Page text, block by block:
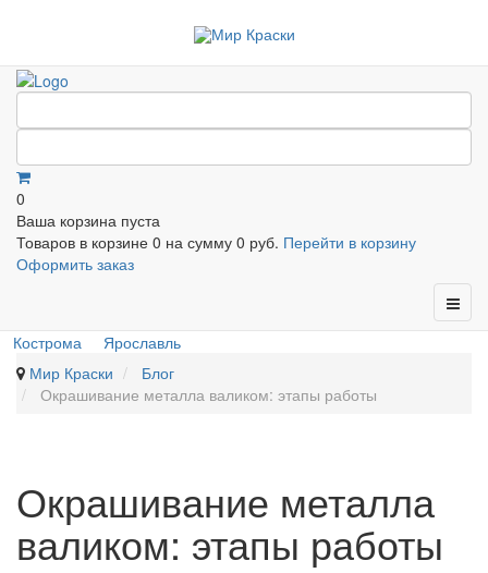
0
Ваша корзина пуста
Товаров в корзине 0 на сумму 0 руб. Перейти в корзину
Оформить заказ
Кострома
Ярославль
Мир Краски
Блог
Окрашивание металла валиком: этапы работы
Окрашивание металла
валиком: этапы работы